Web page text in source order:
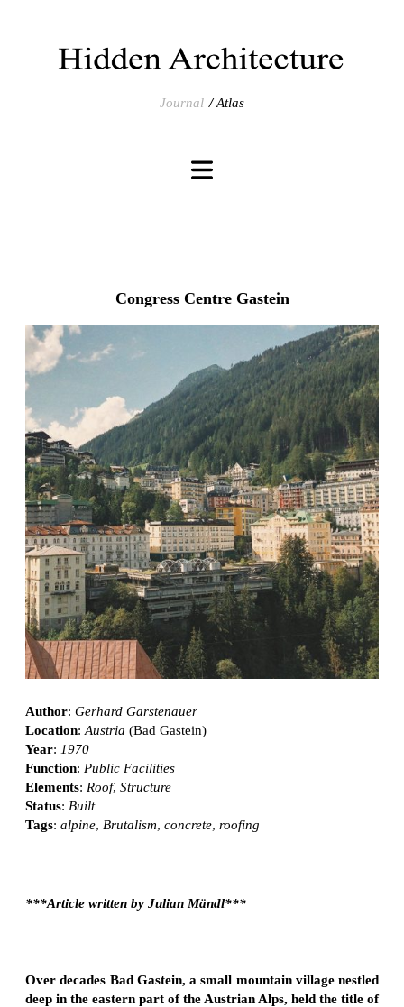
Journal Atlas
Congress Centre Gastein
Author: Gerhard Garstenauer
Location: Austria (Bad Gastein)
Year: 1970
Function: Public Facilities
Elements: Roof, Structure
Status: Built
Tags: alpine, Brutalism, concrete, roofing
***Article written by Julian Mändl***
Over decades Bad Gastein, a small mountain village nestled
deep in the eastern part of the Austrian Alps, held the title of